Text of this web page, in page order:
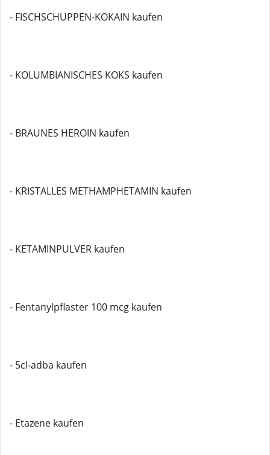
- FISCHSCHUPPEN-KOKAIN kaufen
- KOLUMBIANISCHES KOKS kaufen
- BRAUNES HEROIN kaufen
- KRISTALLES METHAMPHETAMIN kaufen
- KETAMINPULVER kaufen
- Fentanylpflaster 100 mcg kaufen
- 5cl-adba kaufen
- Etazene kaufen